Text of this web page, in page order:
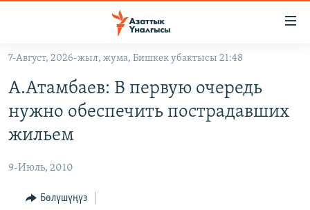
Навигацияга
өтүңүз
салыңыз
КЫРГЫЗСТАН
ЭКОНОМИКА
МАДАНИЯТ
ДҮЙНӨ
БОРБОР АЗИЯ
АТАЙЫН ИЛИКТӨӨ
ТВ ПРОГРАММАЛАР
7-Август, 2026-жыл, жума, Бишкек убактысы 21:48
А.Атамбаев: В первую очередь
нужно обеспечить пострадавших
жильем
9-Июль, 2010
Бөлүшүңүз